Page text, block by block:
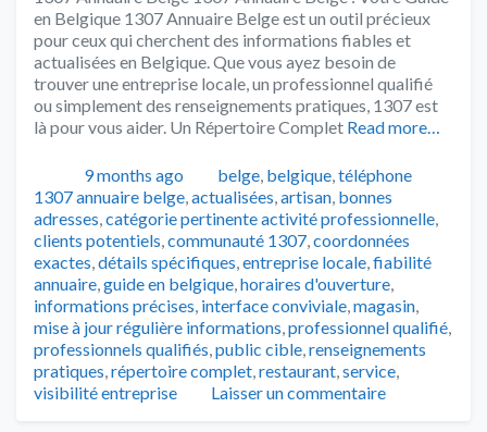
en Belgique 1307 Annuaire Belge est un outil précieux
pour ceux qui cherchent des informations fiables et
actualisées en Belgique. Que vous ayez besoin de
trouver une entreprise locale, un professionnel qualifié
ou simplement des renseignements pratiques, 1307 est
là pour vous aider. Un Répertoire Complet Read more…
Publié9 months ago Catégories
belge, belgique,téléphone
1307 annuaire belge,actualisées,artisan, bonnes
adresses,catégorie pertinente activité professionnelle,
clients potentiels,communauté 1307,coordonnées
exactes,détails spécifiques,entreprise locale,fiabilité
annuaire,guide en belgique,horaires d'ouverture,
informations précises, interface conviviale,magasin,
mise à jour régulière informations,professionnel qualifié,
professionnels qualifiés,public cible,renseignements
pratiques,répertoire complet,restaurant,service,
visibilité entreprise
Laisser un commentaire